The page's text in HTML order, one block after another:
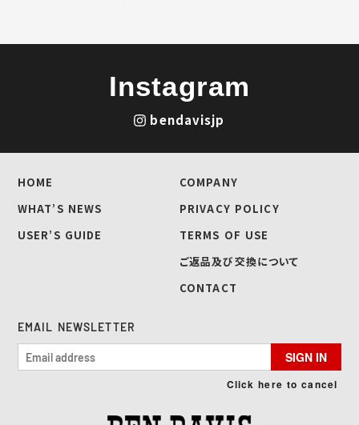
Instagram
bendavisjp
HOME
WHAT’S NEWS
USER’S GUIDE
COMPANY
PRIVACY POLICY
TERMS OF USE
ご返品及び交換について
CONTACT
EMAIL NEWSLETTER
SIGN IN
Click here to cancel